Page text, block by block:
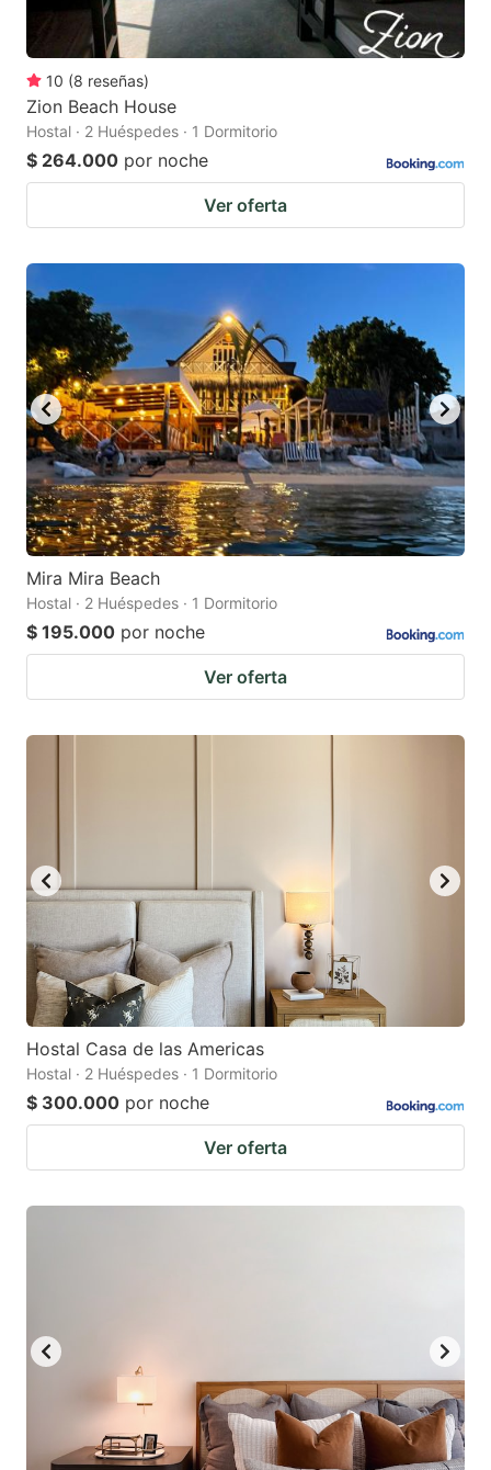
10 (8 reseñas)
Zion Beach House
Hostal · 2 Huéspedes · 1 Dormitorio
$ 264.000 por noche
Ver oferta
Mira Mira Beach
Hostal · 2 Huéspedes · 1 Dormitorio
$ 195.000 por noche
Ver oferta
Hostal Casa de las Americas
Hostal · 2 Huéspedes · 1 Dormitorio
$ 300.000 por noche
Ver oferta